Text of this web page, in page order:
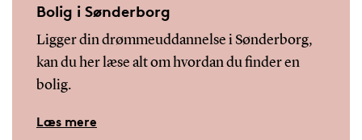
Bolig i Sønderborg
Ligger din drømmeuddannelse i Sønderborg,
kan du her læse alt om hvordan du finder en
bolig.
Læs mere